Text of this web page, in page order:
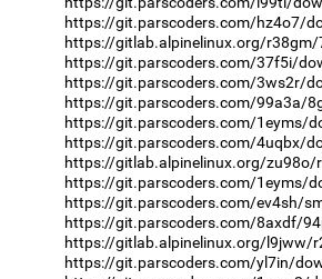
https://git.parscoders.com/hz4o7/
https://gitlab.alpinelinux.org/
https://git.parscoders.com/37f5i/
https://git.parscoders.com/3ws2r/
https://git.parscoders.com/99a3a/
https://git.parscoders.com/1eyms/
https://git.parscoders.com/4uqbx/
https://gitlab.alpinelinux.org/
https://git.parscoders.com/1eyms/
https://git.parscoders.com/ev4sh/
https://git.parscoders.com/8axdf/
https://gitlab.alpinelinux.org/l9jww/
https://git.parscoders.com/yl7in/